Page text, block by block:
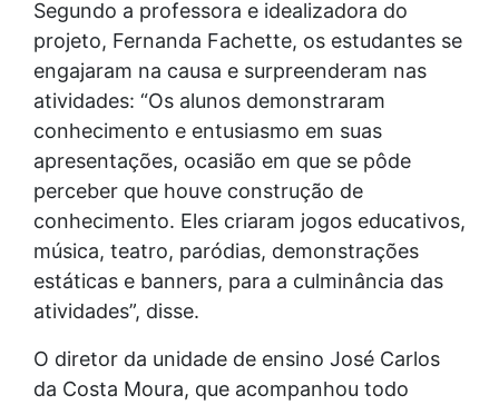
Segundo a professora e idealizadora do
projeto, Fernanda Fachette, os estudantes se
engajaram na causa e surpreenderam nas
atividades: “Os alunos demonstraram
conhecimento e entusiasmo em suas
apresentações, ocasião em que se pôde
perceber que houve construção de
conhecimento. Eles criaram jogos educativos,
música, teatro, paródias, demonstrações
estáticas e banners, para a culminância das
atividades”, disse.
O diretor da unidade de ensino José Carlos
da Costa Moura, que acompanhou todo